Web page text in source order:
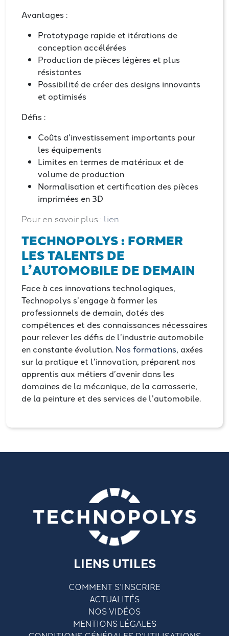
Avantages :
Prototypage rapide et itérations de
conception accélérées
Production de pièces légères et plus
résistantes
Possibilité de créer des designs innovants
et optimisés
Défis :
Coûts d’investissement importants pour
les équipements
Limites en termes de matériaux et de
volume de production
Normalisation et certification des pièces
imprimées en 3D
Pour en savoir plus : lien
TECHNOPOLYS : FORMER
LES TALENTS DE
L’AUTOMOBILE DE DEMAIN
Face à ces innovations technologiques,
Technopolys s’engage à former les
professionnels de demain, dotés des
compétences et des connaissances nécessaires
pour relever les défis de l’industrie automobile
en constante évolution. Nos formations, axées
sur la pratique et l’innovation, préparent nos
apprentis aux métiers d’avenir dans les
domaines de la mécanique, de la carrosserie,
de la peinture et des services de l’automobile.
LIENS UTILES
COMMENT S’INSCRIRE
ACTUALITÉS
NOS VIDÉOS
MENTIONS LÉGALES